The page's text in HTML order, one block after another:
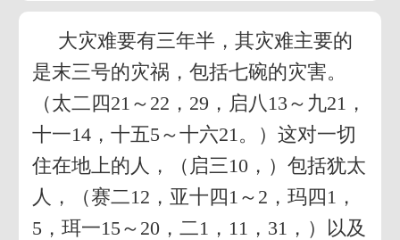
大灾难要有三年半，其灾难主要的
是末三号的灾祸，包括七碗的灾害。
（太二四21～22，29，启八13～九21，
十一14，十五5～十六21。）这对一切
住在地上的人，（启三10，）包括犹太
人，（赛二12，亚十四1～2，玛四1，
5，珥一15～20，二1，11，31，）以及